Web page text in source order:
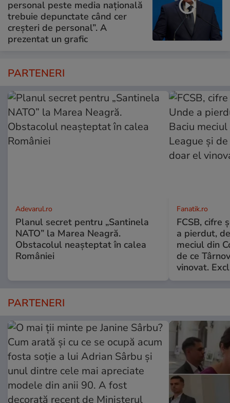
personal peste media națională
trebuie depunctate când cer
creșteri de personal”. A
prezentat un grafic
PARTENERI
Adevarul.ro
Planul secret pentru „Santinela
NATO” la Marea Neagră.
Obstacolul neașteptat în calea
României
Fanatik.ro
FCSB, cifre
a pierdut,
meciul din
de ce
vinovat.
PARTENERI